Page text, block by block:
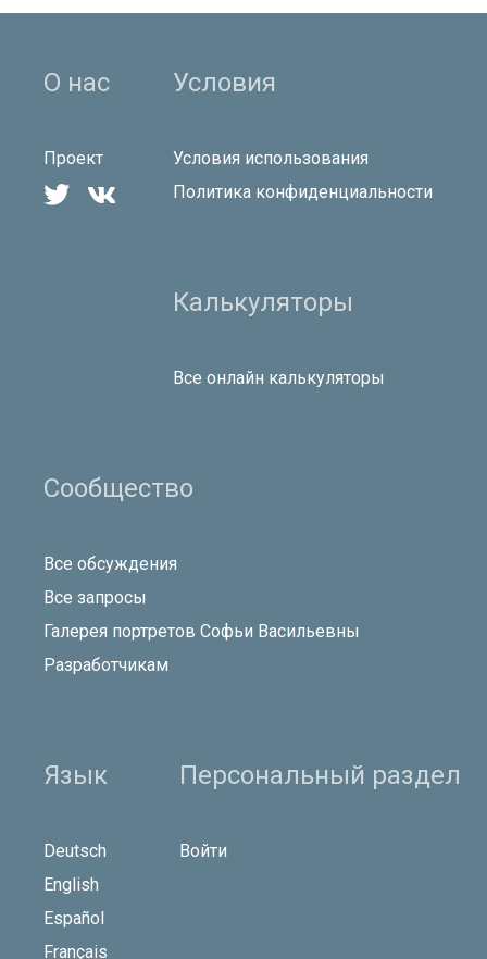
О нас
Проект
 
Условия
Условия использования
Политика конфиденциальности
Калькуляторы
Все онлайн калькуляторы
Сообщество
Все обсуждения
Все запросы
Галерея портретов Софьи Васильевны
Разработчикам
Язык
Deutsch
English
Español
Français
Персональный раздел
Войти